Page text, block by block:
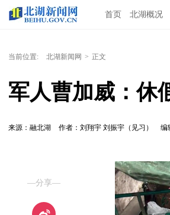
首页 北湖概况
当前位置: 北湖新闻网 > 正文
军人曹加威：休
来源：融北湖 作者：刘翔宇 刘振宇（见习） 编
—分享—